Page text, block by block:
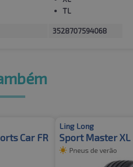
TL
3528707594068
Car FR
Ling Long
Sport Master XL
Pneus de verão